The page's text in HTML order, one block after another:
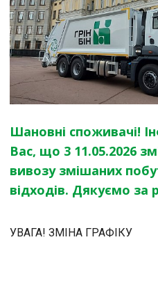
Шановні споживачі!
Вас, що 3 11.05.2026
вивозу змішаних
відходів. Дякуємо за
УВАГА! ЗМІНА ГРАФІКУ